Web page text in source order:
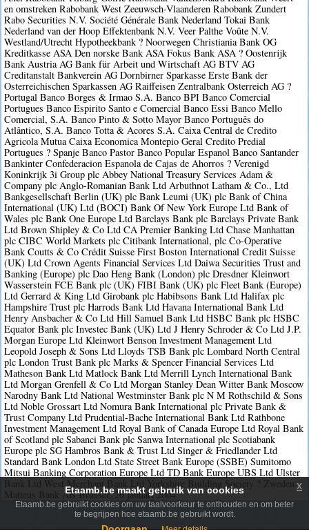
en omstreken Rabobank West Zeeuwsch-Vlaanderen Rabobank Zundert
Rabo Securities N.V. Société Générale Bank Nederland Tokai Bank
Nederland van der Hoop Effektenbank N.V. Veer Palthe Voûte N.V.
Westland/Utrecht Hypotheekbank ? Noorwegen Christiania Bank OG
Kreditkasse ASA Den norske Bank ASA Fokus Bank ASA ? Oostenrijk
Bank Austria AG Bank für Arbeit und Wirtschaft AG BTV AG
Creditanstalt Bankverein AG Dornbirner Sparkasse Erste Bank der
Osterreichischen Sparkassen AG Raiffeisen Zentralbank Osterreich AG ?
Portugal Banco Borges & Irmao S.A. Banco BPI Banco Comercial
Portugues Banco Espirito Santo e Comercial Banco Essi Banco Mello
Comercial, S.A. Banco Pinto & Sotto Mayor Banco Português do
Atlântico, S.A. Banco Totta & Acores S.A. Caixa Central de Credito
Agricola Mutua Caixa Economica Montepio Geral Credito Predial
Portugues ? Spanje Banco Pastor Banco Popular Espanol Banco Santander
Bankinter Confederacion Espanola de Cajas de Ahorros ? Verenigd
Koninkrijk 3i Group plc Abbey National Treasury Services Adam &
Company plc Anglo-Romanian Bank Ltd Arbuthnot Latham & Co., Ltd
Bankgesellschaft Berlin (UK) plc Bank Leumi (UK) plc Bank of China
International (UK) Ltd (BOCI) Bank Of New York Europe Ltd Bank of
Wales plc Bank One Europe Ltd Barclays Bank plc Barclays Private Bank
Ltd Brown Shipley & Co Ltd CA Premier Banking Ltd Chase Manhattan
plc CIBC World Markets plc Citibank International, plc Co-Operative
Bank Coutts & Co Crédit Suisse First Boston International Credit Suisse
(UK) Ltd Crown Agents Financial Services Ltd Daiwa Securities Trust and
Banking (Europe) plc Dao Heng Bank (London) plc Dresdner Kleinwort
Wasserstein FCE Bank plc (UK) FIBI Bank (UK) plc Fleet Bank (Europe)
Ltd Gerrard & King Ltd Girobank plc Habibsons Bank Ltd Halifax plc
Hampshire Trust plc Harrods Bank Ltd Havana International Bank Ltd
Henry Ansbacher & Co Ltd Hill Samuel Bank Ltd HSBC Bank plc HSBC
Equator Bank plc Investec Bank (UK) Ltd J Henry Schroder & Co Ltd J.P.
Morgan Europe Ltd Kleinwort Benson Investment Management Ltd
Leopold Joseph & Sons Ltd Lloyds TSB Bank plc Lombard North Central
plc London Trust Bank plc Marks & Spencer Financial Services Ltd
Matheson Bank Ltd Matlock Bank Ltd Merrill Lynch International Bank
Ltd Morgan Grenfell & Co Ltd Morgan Stanley Dean Witter Bank Moscow
Narodny Bank Ltd National Westminster Bank plc N M Rothschild & Sons
Ltd Noble Grossart Ltd Nomura Bank International plc Private Bank &
Trust Company Ltd Prudential-Bache International Bank Ltd Rathbone
Investment Management Ltd Royal Bank of Canada Europe Ltd Royal Bank
of Scotland plc Sabanci Bank plc Sanwa International plc Scotiabank
Europe plc SG Hambros Bank & Trust Ltd Singer & Friedlander Ltd
Standard Bank London Ltd State Street Bank Europe (SSBE) Sumitomo
Mitsui Banking Corporation Europe Ltd TD Bank Europe UBS Ltd Ulster
Bank Ltd West Merchant Bank Ltd Yorkshire Building Society ? Zweden
Matteus Bank AB Brussel, 26 januari 2004.
Etaamb.be maakt gebruik van cookies
Etaamb.be gebruikt cookies om uw taalvoorkeur te onthouden en om beter
te begrijpen hoe etaamb.be gebruikt wordt.
x